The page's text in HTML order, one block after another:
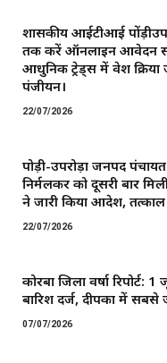
शासकीय आईटीआई
तक करें ऑनलाइन आवेदन
आधुनिक ट्रेड्स में प्रवेश
पंजीयन।
22/07/2026
पोड़ी-उपरोड़ा जनपद
निर्मलकर को दूसरी बार
ने जारी किया आदेश, तत्काल
22/07/2026
कोरबा जिला वर्षा
बारिश दर्ज, दीपका में सबसे
07/07/2026